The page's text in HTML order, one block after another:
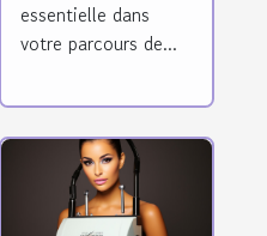
Tunisie
essentielle dans
votre parcours de...